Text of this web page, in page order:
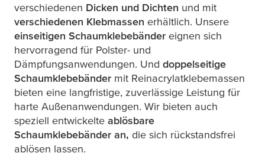
verschiedenen Dicken und Dichten und mit
verschiedenen Klebmassen erhältlich. Unsere
einseitigen Schaumklebebänder eignen sich
hervorragend für Polster- und
Dämpfungsanwendungen. Und doppelseitige
Schaumklebebänder mit Reinacrylatklebemassen
bieten eine langfristige, zuverlässige Leistung für
harte Außenanwendungen. Wir bieten auch
speziell entwickelte ablösbare
Schaumklebebänder an, die sich rückstandsfrei
ablösen lassen.